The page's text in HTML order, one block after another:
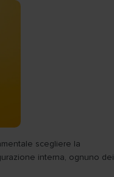
scegliere la
interna, ognuno dei